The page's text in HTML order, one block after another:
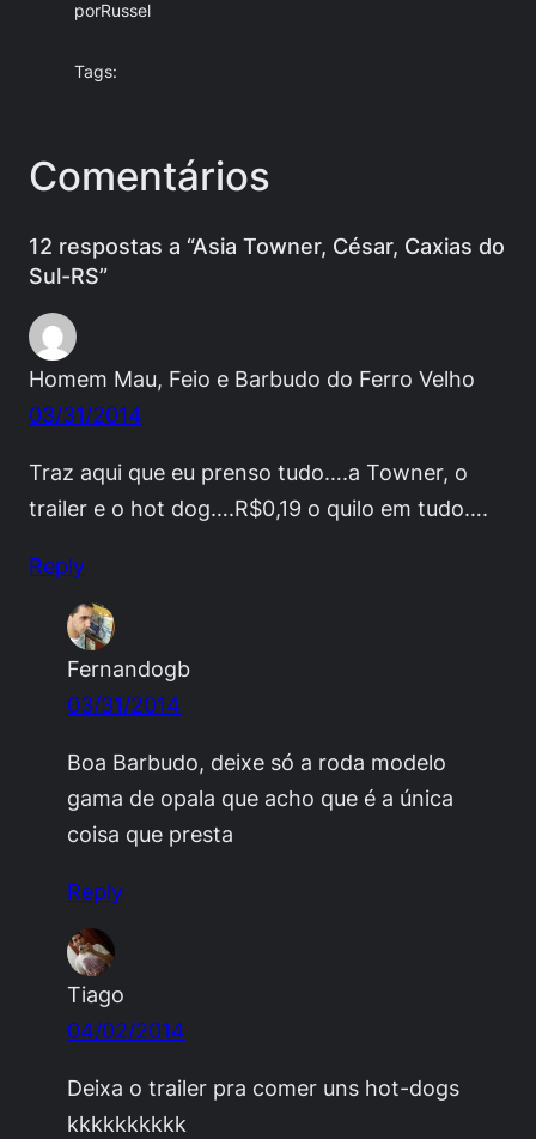
porRussel
Tags:
Comentários
12 respostas a “Asia Towner, César, Caxias do
Sul-RS”
Homem Mau, Feio e Barbudo do Ferro Velho
03/31/2014
Traz aqui que eu prenso tudo….a Towner, o
trailer e o hot dog….R$0,19 o quilo em tudo….
Reply
Fernandogb
03/31/2014
Boa Barbudo, deixe só a roda modelo
gama de opala que acho que é a única
coisa que presta
Reply
Tiago
04/02/2014
Deixa o trailer pra comer uns hot-dogs
kkkkkkkkkk